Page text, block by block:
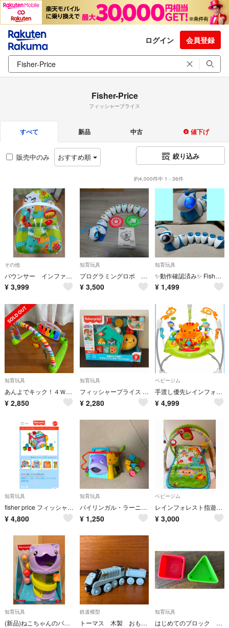
ログイン 会員登録
Fisher-Price
フィッシャープライス
すべて 新品 中古 値下げ
販売中のみ おすすめ順 絞り込み
約4,000件中 1 - 36件
その他
バウンサー インファント・トドラーロッカー 3Way レインフォレスト Fisher-price
¥ 3,999
知育玩具
プログラミングロボ コード・Ａ・ピラー ツイスト
¥ 3,500
知育玩具
✨動作確認済み✨ Fisher-Price プログラミングロボ
¥ 1,499
知育玩具
あんよでキック！４ＷＡＹデラックス・ピアノジム
¥ 2,850
知育玩具
フィッシャープライス 指あそびで発見！すすむバイリンガル・でんでんむし
¥ 2,280
ベビージム
手渡し優先レインフォレスト・ジャンパルー
¥ 4,999
知育玩具
fisher price フィッシャープライス バイリンガル・ラーニングボックス🦒🧡
¥ 4,800
知育玩具
バイリンガル・ラーニングボックス DNY97
¥ 1,250
ベビージム
レインフォレスト指遊びミュージカルジム
¥ 3,000
知育玩具
(新品)ねこちゃんのパーフェクトタワーボール
鉄道模型
トーマス 木製 おもちゃ スペンサー
知育玩具
はじめてのブロック パーツ売り